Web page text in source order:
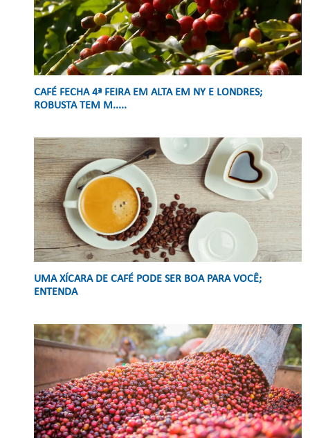
CAFÉ FECHA 4ª FEIRA EM ALTA EM NY E LONDRES;
ROBUSTA TEM M.....
UMA XÍCARA DE CAFÉ PODE SER BOA PARA VOCÊ;
ENTENDA